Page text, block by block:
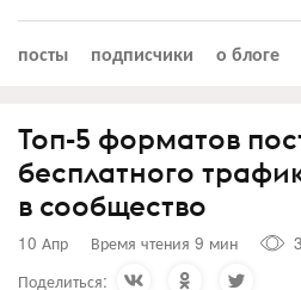
посты подписчики о блоге
Топ-5 форматов
бесплатного
в сообщество
10 Апр Время чтения 9 мин
Поделиться: